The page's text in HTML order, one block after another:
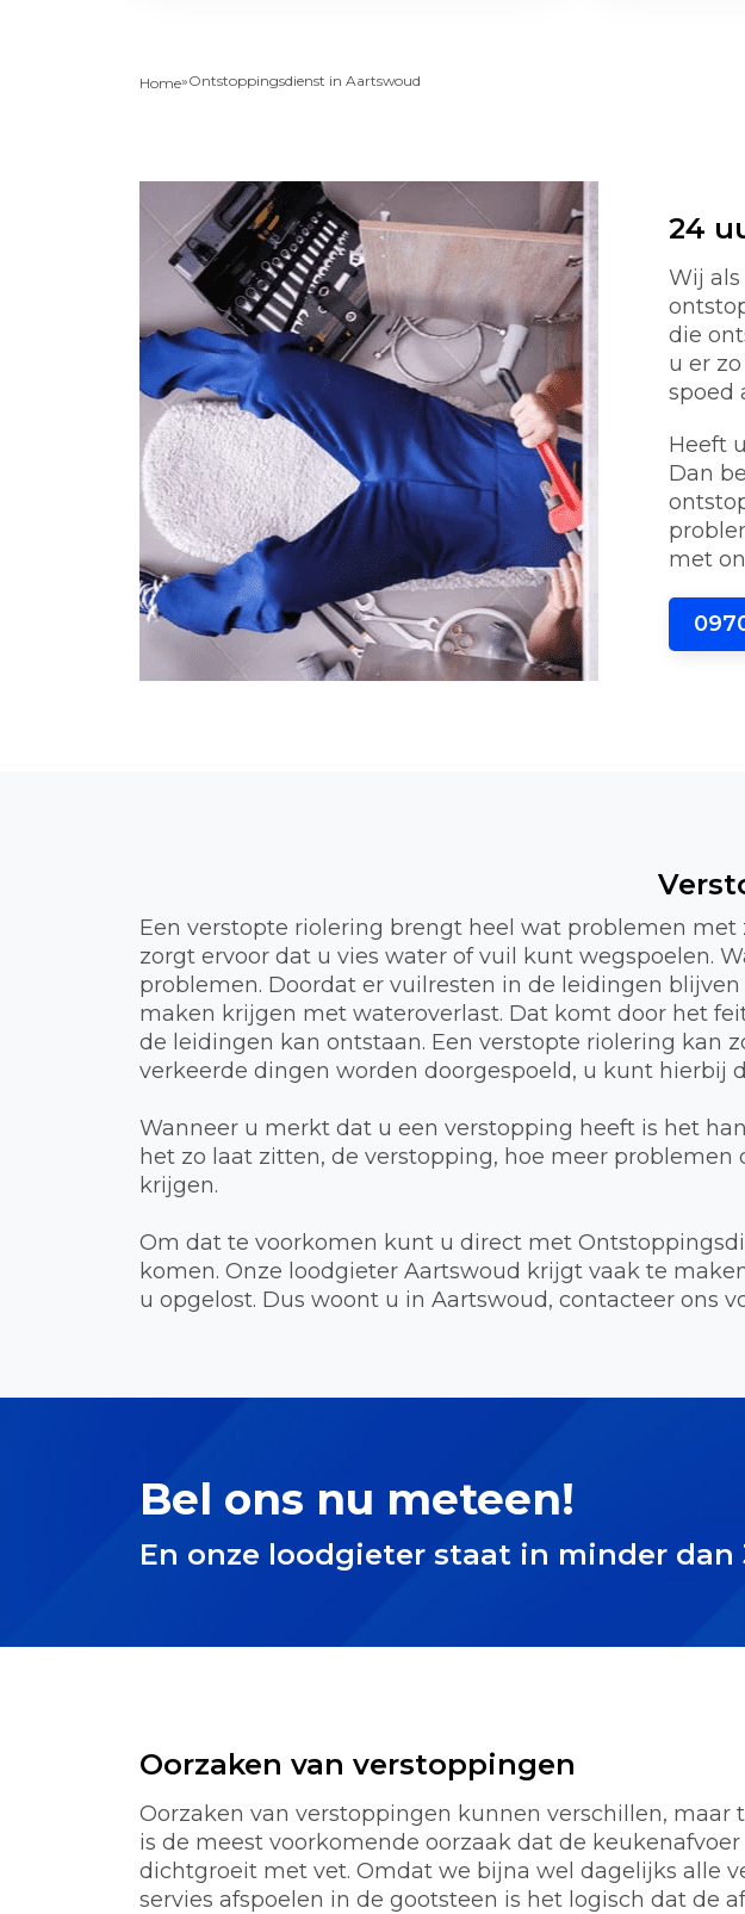
Home»Ontstoppingsdienst in Aartswoud
24
Wij
die
u er
spoed
Heeft
Dan
met
Een verstopte riolering brengt heel wat problemen
zorgt ervoor dat u vies water of vuil kunt wegspoelen.
problemen. Doordat er vuilresten in de leidingen
maken krijgen met wateroverlast. Dat komt door het
de leidingen kan ontstaan. Een verstopte riolering kan
verkeerde dingen worden doorgespoeld, u kunt hierbij
Wanneer u merkt dat u een verstopping heeft is het
het zo laat zitten, de verstopping, hoe meer
krijgen.
Om dat te voorkomen kunt u direct met
komen. Onze loodgieter Aartswoud krijgt vaak te
u opgelost. Dus woont u in Aartswoud, contacteer ons
Bel ons nu meteen!
En onze loodgieter staat in minder
Oorzaken van verstoppingen
Oorzaken van verstoppingen kunnen verschillen, maar
is de meest voorkomende oorzaak dat de keukenafvoer
dichtgroeit met vet. Omdat we bijna wel dagelijks alle
servies afspoelen in de gootsteen is het logisch dat de